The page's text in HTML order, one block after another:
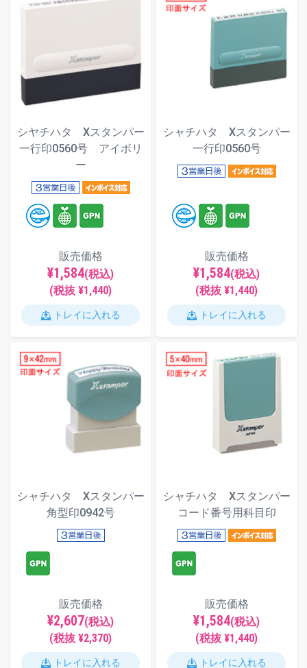
シヤチハタ Xスタンパー
一行印0560号 アイボリ
ー
販売価格
¥1,584(税込)
(税抜 ¥1,440)
トレイに入れる
シャチハタ Xスタンパー
一行印0560号
販売価格
¥1,584(税込)
(税抜 ¥1,440)
トレイに入れる
シャチハタ Xスタンパー
角型印0942号
販売価格
¥2,607(税込)
(税抜 ¥2,370)
トレイに入れる
シャチハタ Xスタンパー
コード番号用科目印
販売価格
¥1,584(税込)
(税抜 ¥1,440)
トレイに入れる